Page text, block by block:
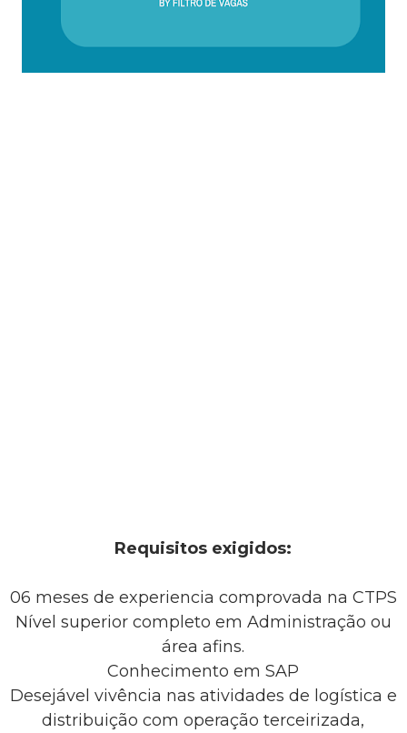
Requisitos exigidos:
06 meses de experiencia comprovada na CTPS
Nível superior completo em Administração ou
área afins.
Conhecimento em SAP
Desejável vivência nas atividades de logística e
distribuição com operação terceirizada,